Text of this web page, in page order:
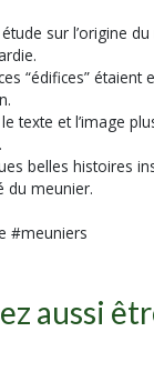
sur l’origine
“édifices” étaient
texte et l’image
belles histoires
du meunier.
#meuniers
aussi